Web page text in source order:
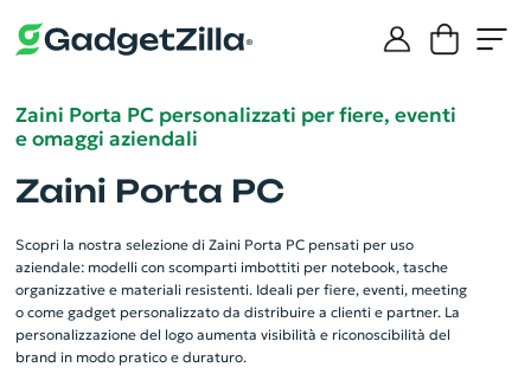
Zaini Porta PC personalizzati per fiere, eventi
e omaggi aziendali
Zaini Porta PC
Scopri la nostra selezione di Zaini Porta PC pensati per uso
aziendale: modelli con scomparti imbottiti per notebook, tasche
organizzative e materiali resistenti. Ideali per fiere, eventi, meeting
o come gadget personalizzato da distribuire a clienti e partner. La
personalizzazione del logo aumenta visibilità e riconoscibilità del
brand in modo pratico e duraturo.